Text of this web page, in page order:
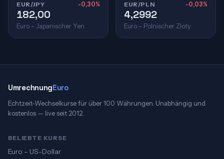
EUR/JPY -0,30%
182,00
Euro – Japanischer Yen
EUR/PLN -0,03%
4,2992
Euro – Polnischer Zloty
UmrechnungEuro
Echtzeit-Wechselkurse für über 100 Währungen. Unabhängig und
kostenlos — live seit 2012.
BELIEBTE KURSE
Euro – US-Dollar